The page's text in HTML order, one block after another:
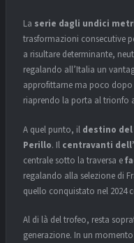
La serie dagli undici
trasformazioni consecutive
a risultare determinante,
regalando all’Italia un
approfittarne ma poco
riaprendo la porta al trionfo
A quel punto, il destino del
Perillo. Il centravanti
centrale sotto la traversa e
regalando alla selezione di
quello conquistato nel 2024
Al di là del trofeo, resta
generazione. In un